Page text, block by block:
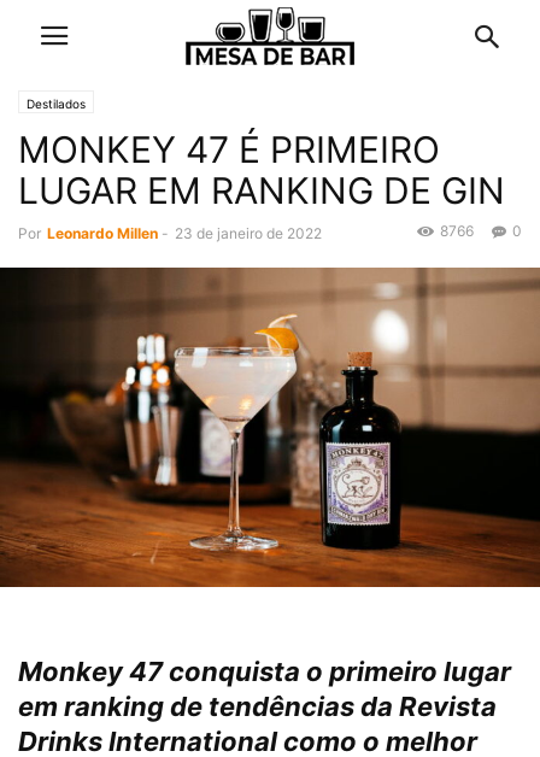
Destilados
MONKEY 47 É PRIMEIRO
LUGAR EM RANKING DE GIN
Por Leonardo Millen - 23 de janeiro de 2022 0
8766
Monkey 47 conquista o primeiro lugar
em ranking de tendências da Revista
Drinks International como o melhor